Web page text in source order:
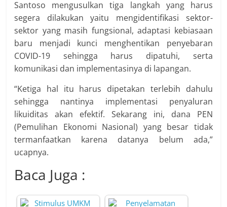
Santoso mengusulkan tiga langkah yang harus
segera dilakukan yaitu mengidentifikasi sektor-
sektor yang masih fungsional, adaptasi kebiasaan
baru menjadi kunci menghentikan penyebaran
COVID-19 sehingga harus dipatuhi, serta
komunikasi dan implementasinya di lapangan.
“Ketiga hal itu harus dipetakan terlebih dahulu
sehingga nantinya implementasi penyaluran
likuiditas akan efektif. Sekarang ini, dana PEN
(Pemulihan Ekonomi Nasional) yang besar tidak
termanfaatkan karena datanya belum ada,”
ucapnya.
Baca Juga :